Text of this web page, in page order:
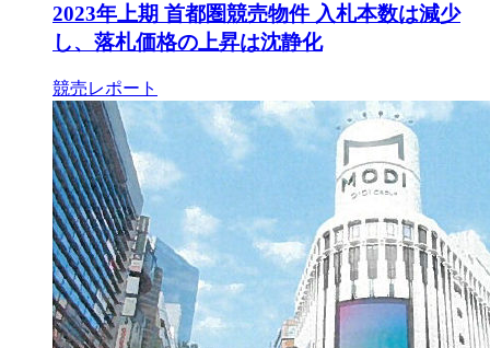
2023年上期 首都圏競売物件 入札本数は減少
し、落札価格の上昇は沈静化
競売レポート